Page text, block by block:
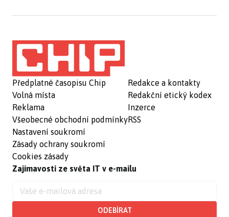
Předplatné časopisu Chip
Volná místa
Reklama
Všeobecné obchodní podmínky
Nastavení soukromí
Zásady ochrany soukromí
Cookies zásady
Redakce a kontakty
Redakční etický kodex
Inzerce
RSS
Zajímavosti ze světa IT v e-mailu
ODEBÍRAT